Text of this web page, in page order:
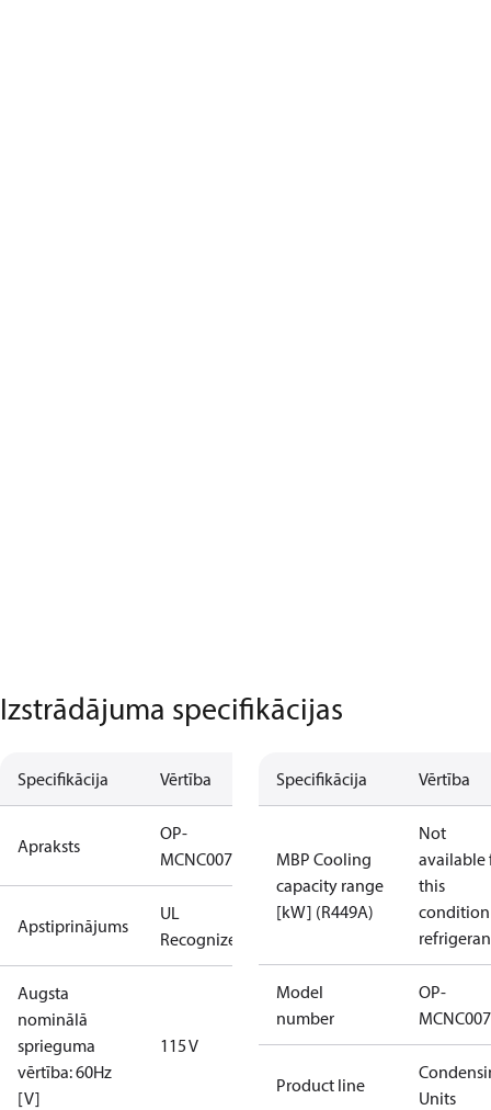
Izstrādājuma specifikācijas
Specifikācija Vērtība
Apraksts
OP-
MCNC0075RDF600B
Apstiprinājums
UL
Recognized
Augsta
nominālā
sprieguma
vērtība: 60Hz
[V]
115 V
Specifikācija Vērtība
MBP Cooling
capacity range
[kW] (R449A)
Not
available
this
Model
number
OP-
Product line
Units